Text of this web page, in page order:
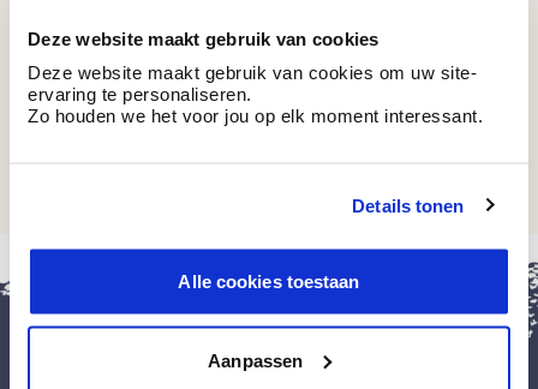
Deze website maakt gebruik van cookies
Deze website maakt gebruik van cookies om uw site-
ervaring te personaliseren.
Zo houden we het voor jou op elk moment interessant.
Details tonen
Alle cookies toestaan
Aanpassen
BOSS
fermer